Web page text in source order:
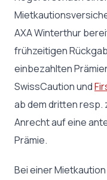
AXA Winterthur
frühzeitigen
einbezahlten
SwissCaution und
ab dem dritten
Anrecht auf eine
Prämie.
Bei einer